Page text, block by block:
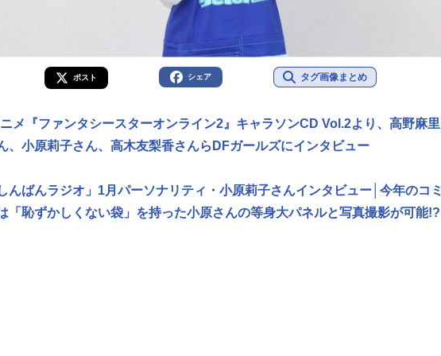
ポスト シェア タグ画像まとめ
メ『ファンタシースターオンライン2』キャラソンCD Vol.2より、高野麻里
、小原莉子さん、高木友梨香さんらDFガールズにインタビュー
んばんラジオ」1月パーソナリティ・小原莉子さんインタビュー│今年のコミ
「恥ずかしくない袋」を持った小原さんの等身大パネルと写真撮影が可能!?